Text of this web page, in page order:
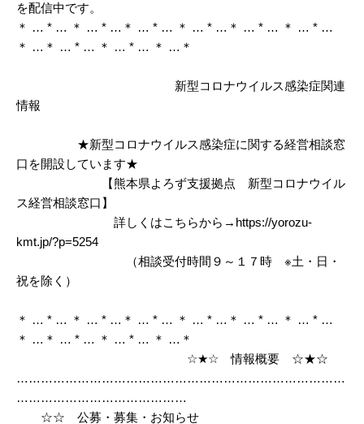
を配信中です。
＊ … * … ＊ … * …＊ … * … ＊ … * …＊ … * … ＊ … * …
＊ …＊ … * … ＊ … * … ＊ …＊
新型コロナウイルス感染症関連
情報
★新型コロナウイルス感染症に関する経営相談窓
口を開設しています★
【熊本県よろず支援拠点 新型コロナウイル
ス経営相談窓口】
詳しくはこちらから→https://yorozu-
kmt.jp/?p=5254
（相談受付時間９～１７時 ※土・日・
祝を除く）
＊ … * … ＊ … * …＊ … * … ＊ … * …＊ … * … ＊ … * …
＊ …＊ … * … ＊ … * … ＊ …＊
☆★☆ 情報概要 ☆★☆
………………………………………………………………………
……………………………………
☆☆ 公募・募集・お知らせ